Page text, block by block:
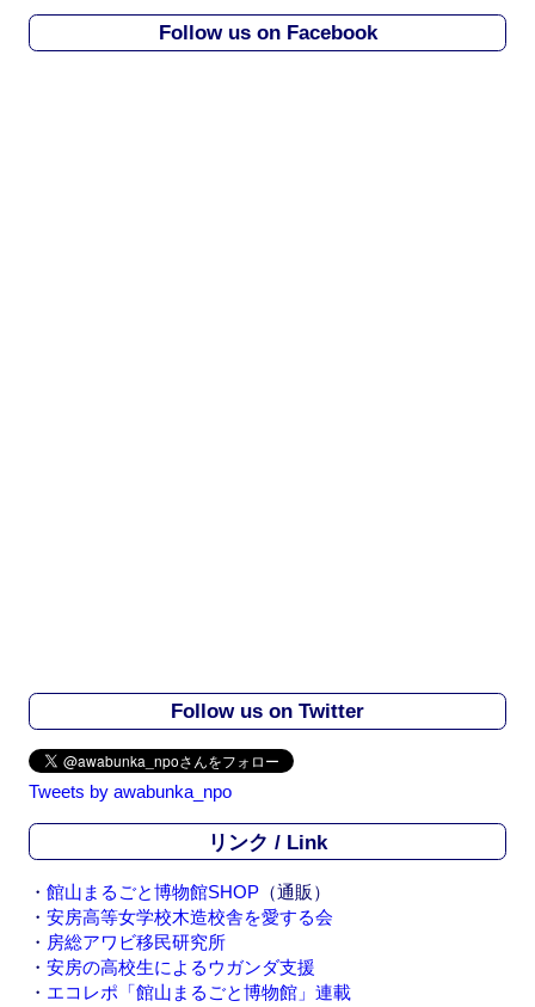
i
Follow us on Facebook
Follow us on Twitter
Tweets by awabunka_npo
リンク / Link
・ 館山まるごと博物館SHOP （通販）
・ 安房高等女学校木造校舎を愛する会
・ 房総アワビ移民研究所
・ 安房の高校生によるウガンダ支援
・ エコレポ「館山まるごと博物館」連載